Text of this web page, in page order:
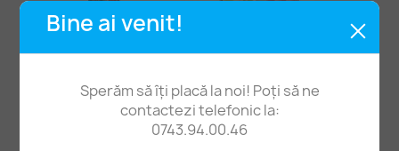
Bine ai venit!
Sperăm să îți placă la noi! Poți să ne
contactezi telefonic la:
0743.94.00.46
Mărgele Pastă Polimerică 8mm 10buc
2,80 lei